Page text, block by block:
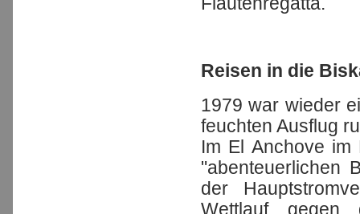
Reisen in die
1979 war wieder
feuchten Ausflug
Im El Anchove
"abenteuerlichen
der
Wettlauf gegen